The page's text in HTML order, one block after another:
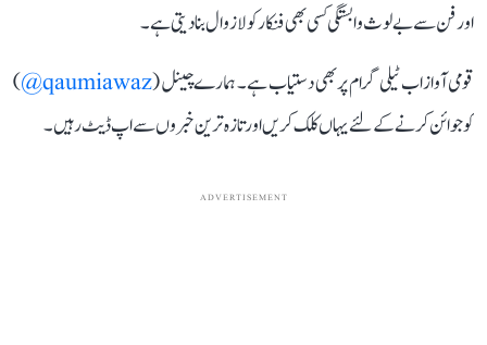
اور فن سے بے لوث وابستگی کسی بھی فنکار کو لازوال بنا دیتی ہے۔
قومی آواز اب ٹیلی گرام پر بھی دستیاب ہے۔ ہمارے چینل (qaumiawaz@
)
کو جوائن کرنے کے لئے یہاں کلک کریں اور تازہ ترین خبروں سے اپ ڈیٹ رہیں۔
ADVERTISEMENT